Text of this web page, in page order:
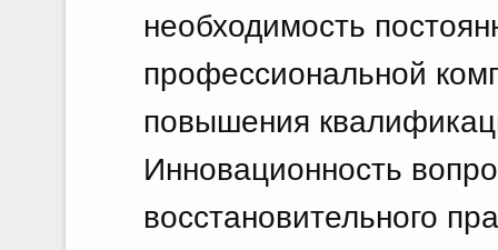
необходимость
профессиональной
повышения
Инновационность
восстановительного